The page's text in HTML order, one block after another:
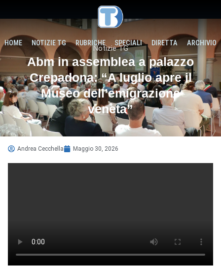
HOME NOTIZIE TG RUBRICHE SPECIALI DIRETTA ARCHIVIO
Notizie TG
Abm in assemblea a palazzo
Crepadona: “A luglio apre il
Museo dell’emigrazione
veneta”
Andrea Cecchella Maggio 30, 2026